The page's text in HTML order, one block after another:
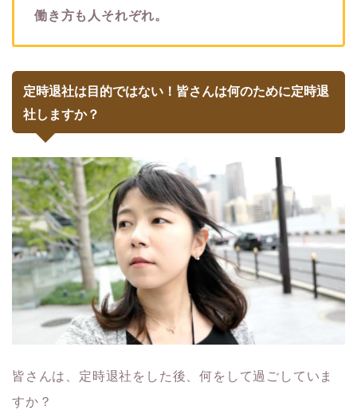
働き方も人それぞれ。
定時退社は目的ではない！皆さんは何のために定時退
社しますか？
皆さんは、定時退社をした後、何をして過ごしていま
すか？